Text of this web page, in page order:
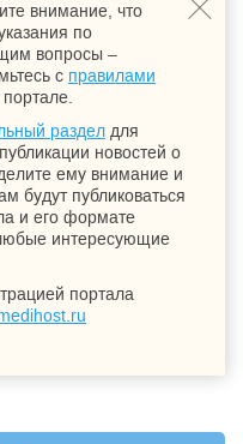
внимание, что
по
вопросы –
с правилами
раздел для
новостей о
ему внимание и
будут публиковаться
и его формате
интересующие
портала